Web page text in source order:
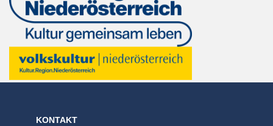
KONTAKT